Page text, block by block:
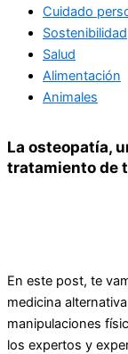
Cuidado
Sostenibilidad
Salud
Alimentación
Animales
La osteopatía,
tratamiento de
En este post, te
medicina
manipulaciones
los expertos y